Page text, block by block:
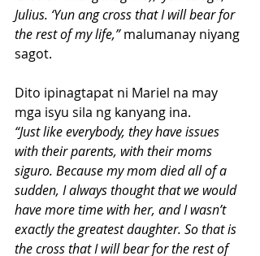
Julius. ‘Yun ang cross that I will bear for
the rest of my life,” malumanay niyang
sagot.
Dito ipinagtapat ni Mariel na may
mga isyu sila ng kanyang ina.
“Just like everybody, they have issues
with their parents, with their moms
siguro. Because my mom died all of a
sudden, I always thought that we would
have more time with her, and I wasn’t
exactly the greatest daughter. So that is
the cross that I will bear for the rest of